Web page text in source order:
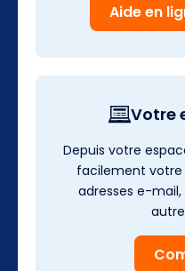
Aide en
Votre
Depuis votre
facilement votre
adresses e-